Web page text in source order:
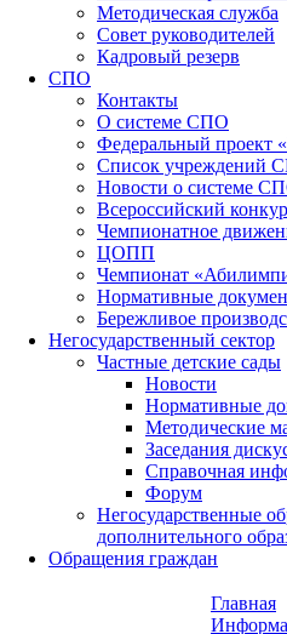
Методическая служба
Совет руководителей
Кадровый резерв
СПО
Контакты
О системе СПО
Федеральный проект
Список учреждений
Новости о системе
Всероссийский
Чемпионатное
ЦОПП
Чемпионат
Нормативные
Бережливое
Негосударственный сектор
Частные детские сады
Новости
Нормативные
Методические
Заседания
Справочная
Форум
Негосударственные
дополнительного
Обращения граждан
Главная